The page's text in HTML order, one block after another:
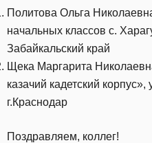
Политова Ольга
начальных классов с.
Забайкальский край
Щека Маргарита
казачий кадетский корпус»,
г.Краснодар
Поздравляем, коллег!